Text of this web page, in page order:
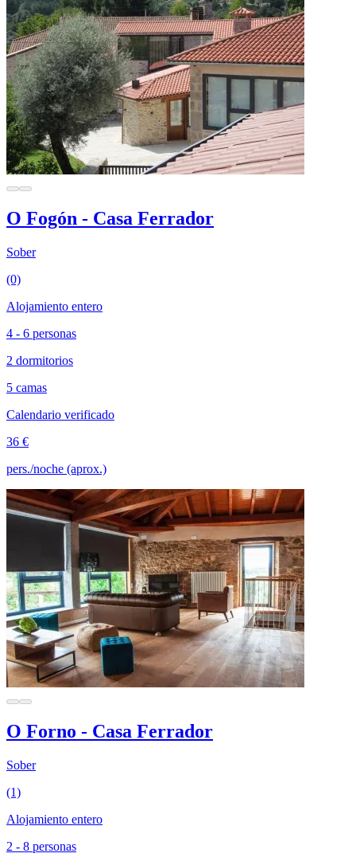
O Fogón - Casa Ferrador
Sober
(0)
Alojamiento entero
4 - 6 personas
2 dormitorios
5 camas
Calendario verificado
36 €
pers./noche (aprox.)
O Forno - Casa Ferrador
Sober
(1)
Alojamiento entero
2 - 8 personas